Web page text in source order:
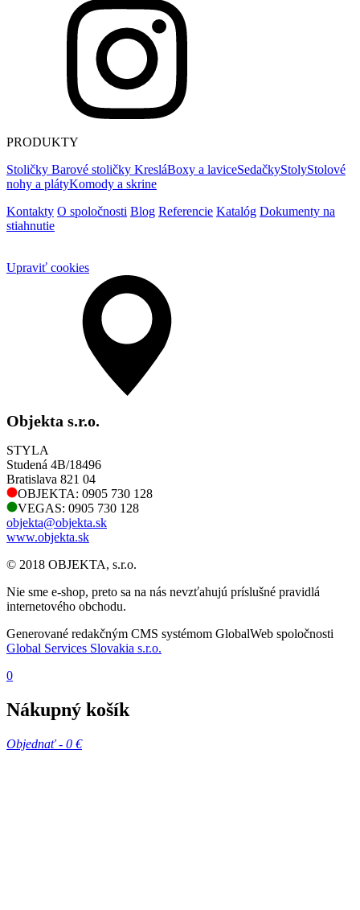
PRODUKTY
Stoličky Barové stoličky KresláBoxy a laviceSedačkyStolyStolové
nohy a plátyKomody a skrine
Kontakty O spoločnosti Blog Referencie Katalóg Dokumenty na
stiahnutie
Upraviť cookies
Objekta s.r.o.
STYLA
Studená 4B/18496
Bratislava 821 04
OBJEKTA: 0905 730 128
VEGAS: 0905 730 128
objekta@objekta.sk
www.objekta.sk
© 2018 OBJEKTA, s.r.o.
Nie sme e-shop, preto sa na nás nevzťahujú príslušné pravidlá
internetového obchodu.
Generované redakčným CMS systémom GlobalWeb spoločnosti
Global Services Slovakia s.r.o.
0
Nákupný košík
Objednať - 0 €